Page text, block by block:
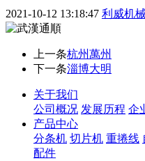
2021-10-12 13:18:47 利威机
上一条杭州萬州
下一条淄博大明
关于我们
公司概况 发展历程 企
产品中心
分条机 切片机 重捲线
配件